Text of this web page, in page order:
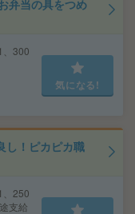
弁当の具をつめ
、300
気になる!
し！ピカピカ職
、250
支給